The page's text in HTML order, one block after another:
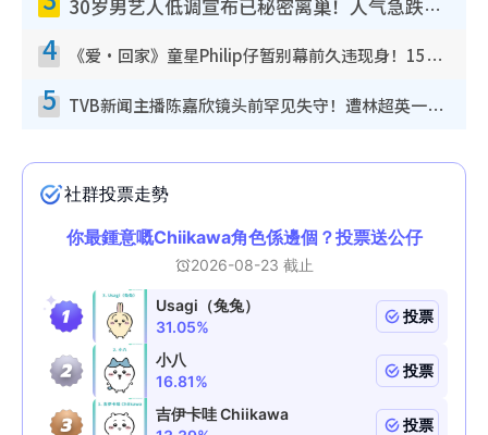
30岁男艺人低调宣布已秘密离巢！人气急跌变失踪人口：“这几年过得并不容易”
4 《爱·回家》童星Philip仔暂别幕前久违现身！15岁近况暴风成长长高变帅气少年
5 TVB新闻主播陈嘉欣镜头前罕见失守！遭林超英一句话突袭吓坏当场大笑